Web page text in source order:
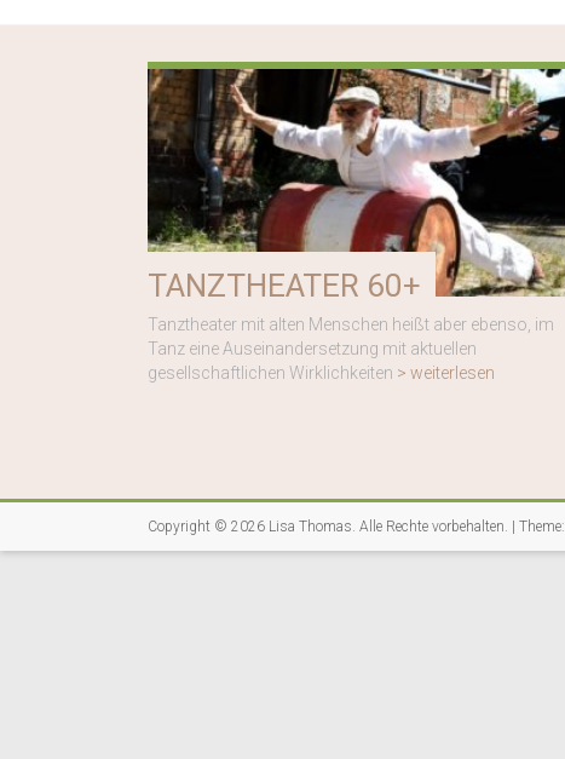
TANZTHEATER 60+
Tanztheater mit alten Menschen heißt aber ebenso, im
Tanz eine Auseinandersetzung mit aktuellen
gesellschaftlichen Wirklichkeiten > weiterlesen
Copyright © 2026 Lisa Thomas. Alle Rechte vorbehalten. | Theme: